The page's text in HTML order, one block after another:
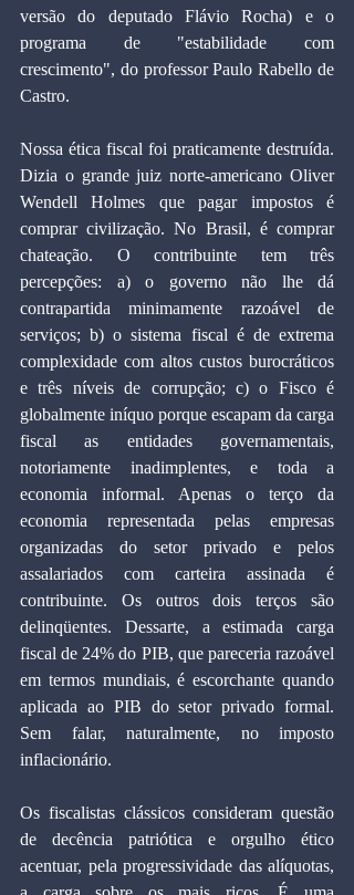
versão do deputado Flávio Rocha) e o
programa de "estabilidade com
crescimento", do professor Paulo Rabello de
Castro.
Nossa ética fiscal foi praticamente destruída.
Dizia o grande juiz norte-americano Oliver
Wendell Holmes que pagar impostos é
comprar civilização. No Brasil, é comprar
chateação. O contribuinte tem três
percepções: a) o governo não lhe dá
contrapartida minimamente razoável de
serviços; b) o sistema fiscal é de extrema
complexidade com altos custos burocráticos
e três níveis de corrupção; c) o Fisco é
globalmente iníquo porque escapam da carga
fiscal as entidades governamentais,
notoriamente inadimplentes, e toda a
economia informal. Apenas o terço da
economia representada pelas empresas
organizadas do setor privado e pelos
assalariados com carteira assinada é
contribuinte. Os outros dois terços são
delinqüentes. Dessarte, a estimada carga
fiscal de 24% do PIB, que pareceria razoável
em termos mundiais, é escorchante quando
aplicada ao PIB do setor privado formal.
Sem falar, naturalmente, no imposto
inflacionário.
Os fiscalistas clássicos consideram questão
de decência patriótica e orgulho ético
acentuar, pela progressividade das alíquotas,